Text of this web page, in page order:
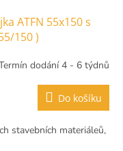
ATFN 55x150 s
150 )
dodání 4 - 6 týdnů
Do košíku
stavebních materiáleů,